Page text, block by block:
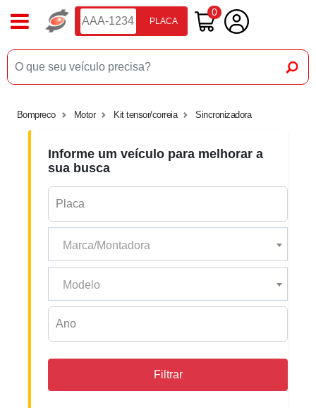
PLACA
0
Bompreco Motor Kit tensor/correia Sincronizadora
Informe um veículo para melhorar a
sua busca
Marca/Montadora
Modelo
Filtrar